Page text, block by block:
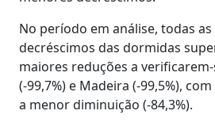
No período em análise, todas
decréscimos das dormidas
maiores reduções a
(-99,7%) e Madeira (-99,5%),
a menor diminuição (-84,3%).